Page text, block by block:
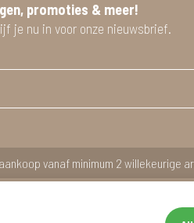
promoties & meer!
je nu in voor onze nieuwsbrief.
vanaf minimum 2 willekeurige